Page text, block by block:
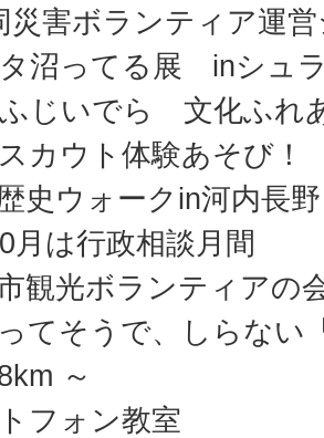
災害ボランティア運
沼ってる展 inシュ
じいでら 文化ふれ
カウト体験あそび！
史ウォークin河内長野
月は行政相談月間
観光ボランティアの
てそうで、しらない
～
フォン教室